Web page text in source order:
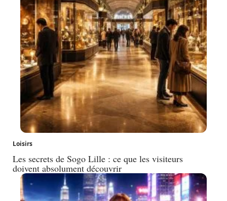
Loisirs
Les secrets de Sogo Lille : ce que les visiteurs
doivent absolument découvrir